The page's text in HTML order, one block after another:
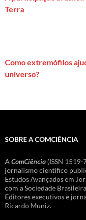
Terra
Como extremófilos
universo?
SOBRE A COMCIÊNCIA
A ComCiência (ISSN
jornalismo científico
Estudos Avançados em
com a Sociedade
Editores executivos e
Ricardo Muniz.